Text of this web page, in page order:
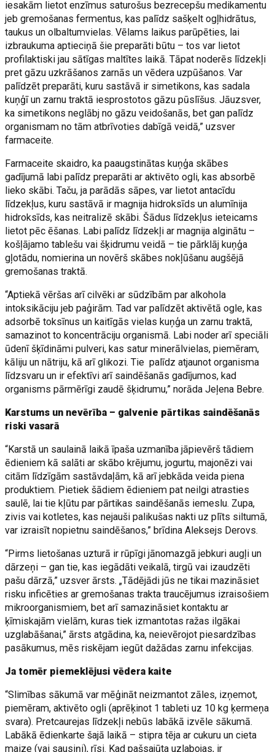
iesakām lietot enzīmus saturošus bezrecepšu medikamentu
jeb gremošanas fermentus, kas palīdz sašķelt ogļhidrātus,
taukus un olbaltumvielas. Vēlams laikus parūpēties, lai
izbraukuma aptieciņā šie preparāti būtu – tos var lietot
profilaktiski jau sātīgas maltītes laikā. Tāpat noderēs līdzekļi
pret gāzu uzkrāšanos zarnās un vēdera uzpūšanos. Var
palīdzēt preparāti, kuru sastāvā ir simetikons, kas sadala
kuņģī un zarnu traktā iesprostotos gāzu pūslīšus. Jāuzsver,
ka simetikons neglābj no gāzu veidošanās, bet gan palīdz
organismam no tām atbrīvoties dabīgā veidā,” uzsver
farmaceite.
Farmaceite skaidro, ka paaugstinātas kuņģa skābes
gadījumā labi palīdz preparāti ar aktivēto ogli, kas absorbē
lieko skābi. Taču, ja parādās sāpes, var lietot antacīdu
līdzekļus, kuru sastāvā ir magnija hidroksīds un alumīnija
hidroksīds, kas neitralizē skābi. Šādus līdzekļus ieteicams
lietot pēc ēšanas. Labi palīdz līdzekļi ar magnija alginātu –
košļājamo tablešu vai šķidrumu veidā – tie pārklāj kuņģa
gļotādu, nomierina un novērš skābes nokļūšanu augšējā
gremošanas traktā.
“Aptiekā vēršas arī cilvēki ar sūdzībām par alkohola
intoksikāciju jeb paģirām. Tad var palīdzēt aktivētā ogle, kas
adsorbē toksīnus un kaitīgās vielas kuņģa un zarnu traktā,
samazinot to koncentrāciju organismā. Labi noder arī speciāli
ūdenī šķīdināmi pulveri, kas satur minerālvielas, piemēram,
kāliju un nātriju, kā arī glikozi. Tie palīdz atjaunot organisma
līdzsvaru un ir efektīvi arī saindēšanās gadījumos, kad
organisms pārmērīgi zaudē šķidrumu,” norāda Jeļena Bebre.
Karstums un nevērība – galvenie pārtikas saindēšanās
riski vasarā
“Karstā un saulainā laikā īpaša uzmanība jāpievērš tādiem
ēdieniem kā salāti ar skābo krējumu, jogurtu, majonēzi vai
citām līdzīgām sastāvdaļām, kā arī jebkāda veida piena
produktiem. Pietiek šādiem ēdieniem pat neilgi atrasties
saulē, lai tie kļūtu par pārtikas saindēšanās iemeslu. Zupa,
zivis vai kotletes, kas nejauši palikušas nakti uz plīts siltumā,
var izraisīt nopietnu saindēšanos,” brīdina Aleksejs Derovs.
“Pirms lietošanas uzturā ir rūpīgi jānomazgā jebkuri augļi un
dārzeņi – gan tie, kas iegādāti veikalā, tirgū vai izaudzēti
pašu dārzā,” uzsver ārsts. „Tādējādi jūs ne tikai mazināsiet
risku inficēties ar gremošanas trakta traucējumus izraisošiem
mikroorganismiem, bet arī samazināsiet kontaktu ar
ķīmiskajām vielām, kuras tiek izmantotas ražas ilgākai
uzglabāšanai,” ārsts atgādina, ka, neievērojot piesardzības
pasākumus, mēs riskējam iegūt dažādas zarnu infekcijas.
Ja tomēr piemeklējusi vēdera kaite
“Slimības sākumā var mēģināt neizmantot zāles, izņemot,
piemēram, aktivēto ogli (aprēķinot 1 tableti uz 10 kg ķermeņa
svara). Pretcaurejas līdzekļi nebūs labākā izvēle sākumā.
Labākā ēdienkarte šajā laikā – stipra tēja ar cukuru un cieta
maize (vai sausiņi), rīsi. Kad pašsajūta uzlabojas, ir